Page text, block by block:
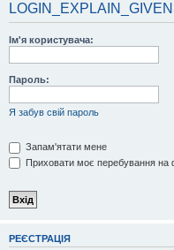
Ім'я користувача:
Пароль:
Я забув свій пароль
Запам'ятати мене
Приховати моє перебування на
РЕЄСТРАЦІЯ